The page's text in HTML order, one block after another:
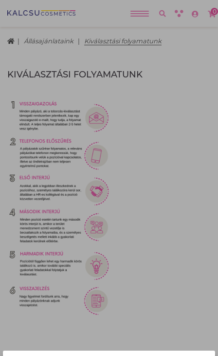
0
Állásajánlataink Kiválasztási folyamatunk
KIVÁLASZTÁSI FOLYAMATUNK